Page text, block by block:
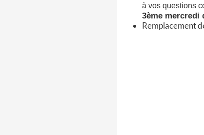
à vos questions
3ème mercredi
Remplacement